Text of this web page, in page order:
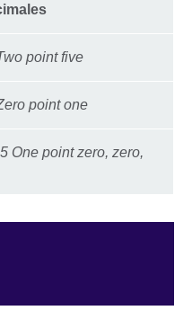
point five
point one
One point zero, zero,